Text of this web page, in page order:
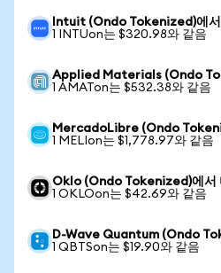
Intuit (Ondo Tokenized)에서
1 INTUon는 $320.98와 같음
Applied Materials (Ondo
1 AMATon는 $532.38와 같음
MercadoLibre (Ondo
1 MELIon는 $1,778.97와 같음
Oklo (Ondo Tokenized)에서
1 OKLOon는 $42.69와 같음
D-Wave Quantum (Ondo
1 QBTSon는 $19.90와 같음